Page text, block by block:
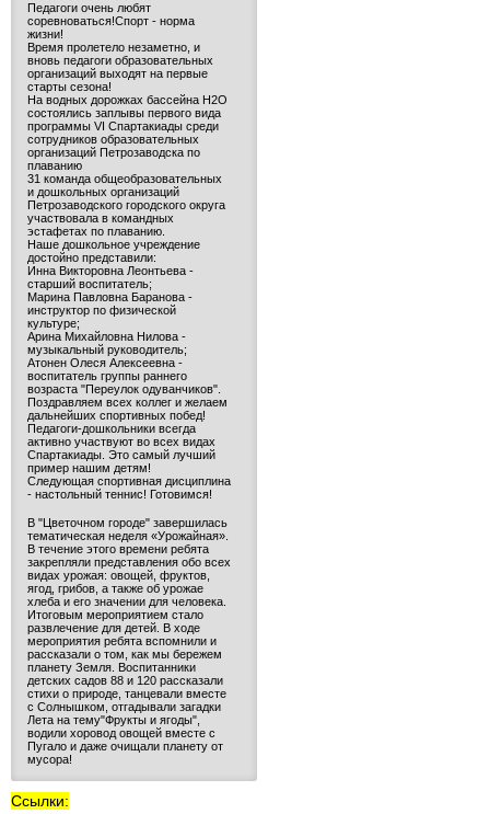
Педагоги очень любят
соревноваться!Спорт - норма
жизни!
Время пролетело незаметно, и
вновь педагоги образовательных
организаций выходят на первые
старты сезона!
На водных дорожках бассейна H2O
состоялись заплывы первого вида
программы VI Спартакиады среди
сотрудников образовательных
организаций Петрозаводска по
плаванию
31 команда общеобразовательных
и дошкольных организаций
Петрозаводского городского округа
участвовала в командных
эстафетах по плаванию.
Наше дошкольное учреждение
достойно представили:
Инна Викторовна Леонтьева -
старший воспитатель;
Марина Павловна Баранова -
инструктор по физической
культуре;
Арина Михайловна Нилова -
музыкальный руководитель;
Атонен Олеся Алексеевна -
воспитатель группы раннего
возраста "Переулок одуванчиков".
Поздравляем всех коллег и желаем
дальнейших спортивных побед!
Педагоги-дошкольники всегда
активно участвуют во всех видах
Спартакиады. Это самый лучший
пример нашим детям!
Следующая спортивная дисциплина
- настольный теннис! Готовимся!
В "Цветочном городе" завершилась
тематическая неделя «Урожайная».
В течение этого времени ребята
закрепляли представления обо всех
видах урожая: овощей, фруктов,
ягод, грибов, а также об урожае
хлеба и его значении для человека.
Итоговым мероприятием стало
развлечение для детей. В ходе
мероприятия ребята вспомнили и
рассказали о том, как мы бережем
планету Земля. Воспитанники
детских садов 88 и 120 рассказали
стихи о природе, танцевали вместе
с Солнышком, отгадывали загадки
Лета на тему"Фрукты и ягоды",
водили хоровод овощей вместе с
Пугало и даже очищали планету от
мусора!
Ссылки: